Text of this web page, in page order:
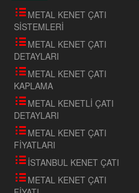
METAL KENET ÇATI
SİSTEMLERİ
METAL KENET ÇATI
DETAYLARI
METAL KENET ÇATI
KAPLAMA
METAL KENETLİ ÇATI
DETAYLARI
METAL KENET ÇATI
FİYATLARI
İSTANBUL KENET ÇATI
METAL KENET ÇATI